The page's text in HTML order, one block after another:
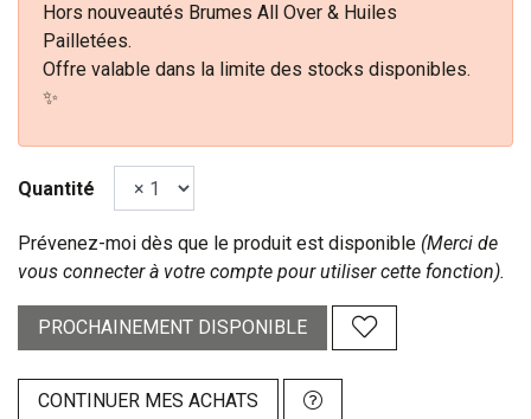
Hors nouveautés Brumes All Over & Huiles
Pailletées.
Offre valable dans la limite des stocks disponibles.
✨
Quantité
Prévenez-moi dès que le produit est disponible (Merci de
vous connecter à votre compte pour utiliser cette fonction).
PROCHAINEMENT DISPONIBLE
CONTINUER MES ACHATS